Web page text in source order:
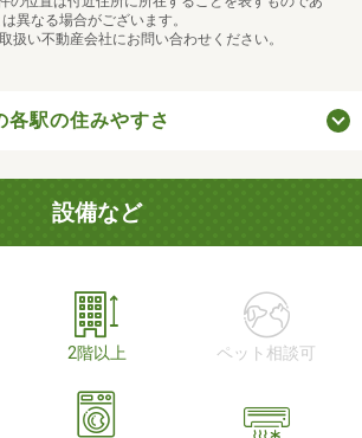
異なる場合がございます。
扱い不動産会社にお問い合わせください。
各駅の住みやすさ
設備など
2階以上 ペット相談可